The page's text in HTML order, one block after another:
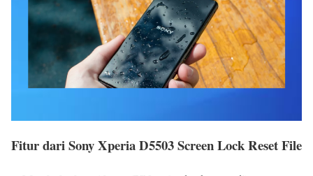
Fitur dari Sony Xperia D5503 Screen Lock Reset File